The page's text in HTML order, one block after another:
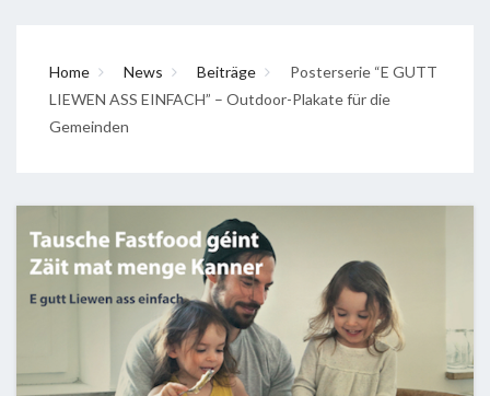
Home News Beiträge
Posterserie “E GUTT
LIEWEN ASS EINFACH” – Outdoor-Plakate für die
Gemeinden